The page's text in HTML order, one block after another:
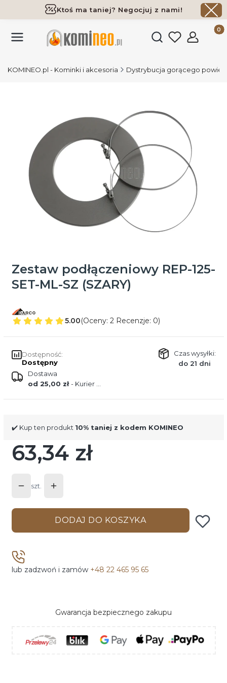
Ktoś ma taniej? Negocjuj z nami!
Darmowa dostawa już od 700 zł
Otwórz
KOMINEO.pl - Kominki i akcesoria Dystrybucja gorącego
Zestaw podłączeniowy REP-125-
SET-ML-SZ (SZARY)
5.00(Oceny: 2 Recenzje: 0)
Dostępność:
Dostępny
Czas wysyłki:
do 21 dni
Dostawa
od 25,00 zł- Kurier DPD
✔️ Kup ten produkt 10% taniej z kodem KOMINEO
Cena
63,34 zł
szt.
DODAJ DO KOSZYKA
lub zadzwoń i zamów +48 22 465 95 65
Gwarancja bezpiecznego zakupu